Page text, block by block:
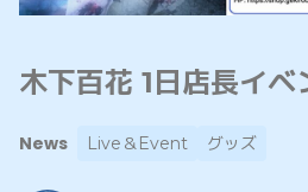
木下百花 1日店長イベ
News Live＆Event グッズ